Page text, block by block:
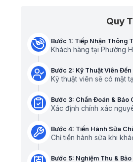
Quy
Bước 1: Tiếp Nhận Thông
Khách hàng tại Phường
Bước 2: Kỹ Thuật Viên Đến
Kỹ thuật viên sẽ có mặt
Bước 3: Chẩn Đoán & Báo
Xác định chính xác
Bước 4: Tiến Hành Sửa
Chỉ tiến hành sửa khi
Bước 5: Nghiệm Thu &